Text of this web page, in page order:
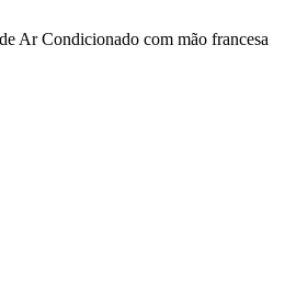
Ar Condicionado com mão francesa